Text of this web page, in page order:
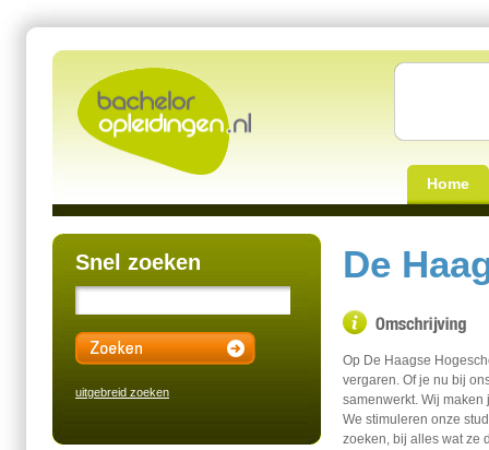
Home
Snel zoeken
uitgebreid zoeken
De
Op De Haagse
vergaren. Of je nu bij
samenwerkt. Wij
We stimuleren onze
zoeken, bij alles wat ze